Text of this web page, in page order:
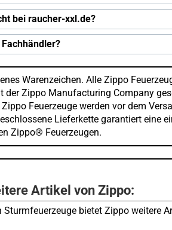
bei raucher-xxl.de?
Warenzeichen. Alle Zippo
der Zippo Manufacturing Company
Feuerzeuge werden vor dem
Lieferkette garantiert eine
Zippo® Feuerzeugen.
Artikel von Zippo:
Sturmfeuerzeuge bietet Zippo weitere